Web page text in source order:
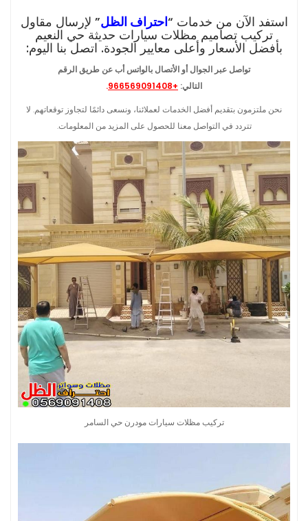
استفد الآن من خدمات “احتراف الظل” لإرسال مقاول
تركيب تصاميم مظلات سيارات حديثة حي النعيم
بأفضل الأسعار وأعلى معايير الجودة. اتصل بنا اليوم:
تواصل عبر الجوال أو الأتصال بالواتس أب عن طريق الرقم
التالي: +966569091408
.
نحن ملتزمون بتقديم أفضل الخدمات لعملائنا، ونسعى دائمًا لتجاوز توقعاتهم. لا
تتردد في التواصل معنا للحصول على المزيد من المعلومات.
تركيب مظلات سيارات مودرن حي السامر